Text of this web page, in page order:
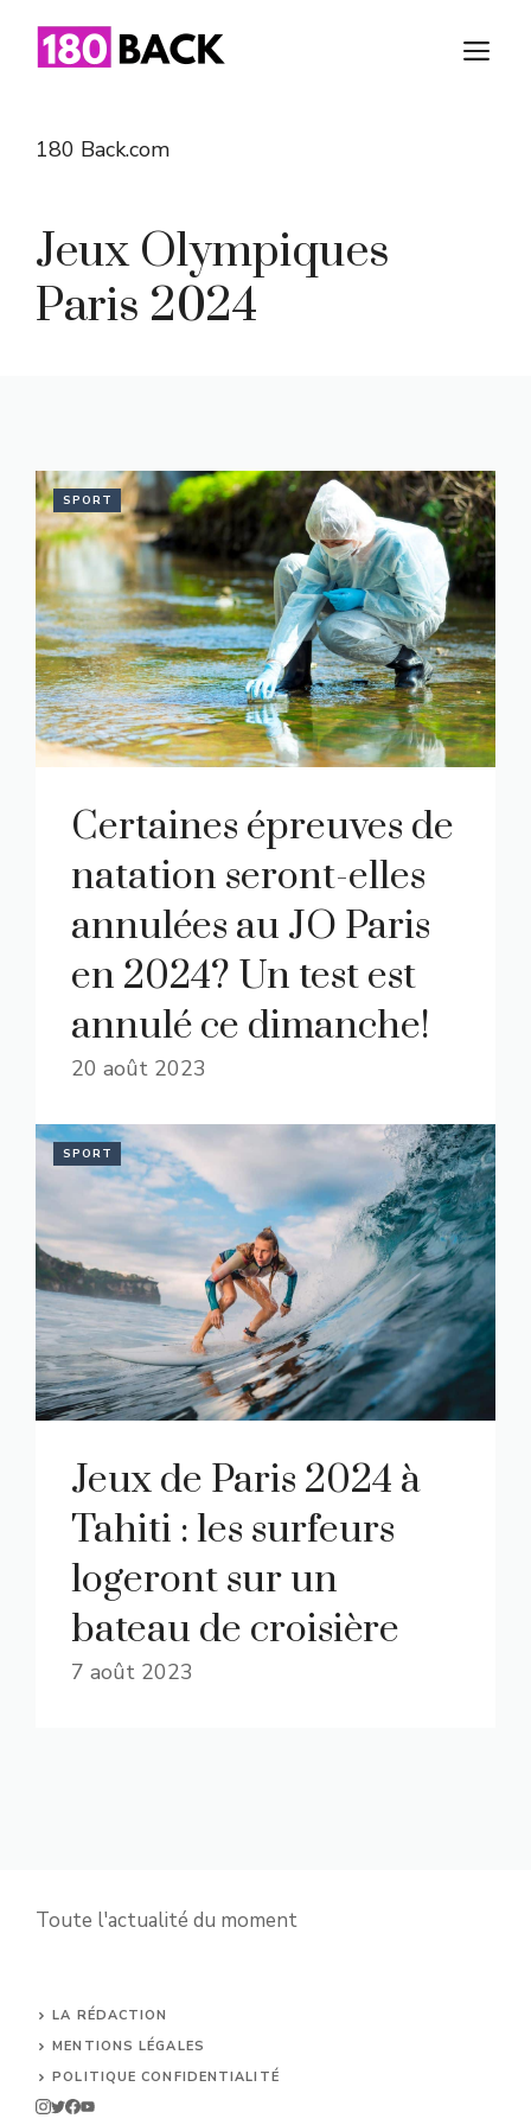
180 Back.com
Jeux Olympiques
Paris 2024
SPORT
Certaines épreuves de
natation seront-elles
annulées au JO Paris
en 2024? Un test est
annulé ce dimanche!
20 août 2023
SPORT
Jeux de Paris 2024 à
Tahiti : les surfeurs
logeront sur un
bateau de croisière
7 août 2023
Toute l'actualité du moment
LA RÉDACTION
MENTIONS LÉGALES
POLITIQUE CONFIDENTIALITÉ